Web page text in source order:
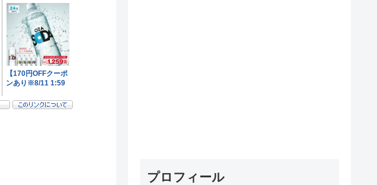
プロフィール